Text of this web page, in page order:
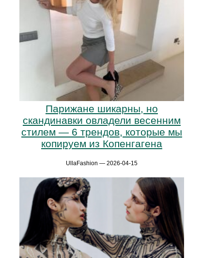
Парижане шикарны, но
скандинавки овладели весенним
стилем — 6 трендов, которые мы
копируем из Копенгагена
UllaFashion — 2026-04-15